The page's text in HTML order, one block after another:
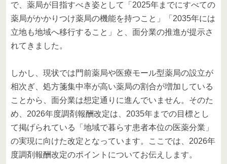
で、薬局が目指すべき姿として「2025年までにすべての
薬局がかかりつけ薬局の機能を持つこと」「2035年には
立地も地域へ移行すること」と、面分業の推進が提示さ
れてきました。
しかし、現状では門前薬局や医療モール型薬局の設立が
相次ぎ、処方箋集中率が高い薬局の割合が増加している
ことから、面分業は想定通りに進んでいません。そのた
め、2026年度調剤報酬改定は、2035年までの目標とし
て掲げられている「地域で暮らす患者本位の医薬分業」
の実現に向けた改定となっています。ここでは、2026年
度調剤報酬改定のポイントについてお伝えします。